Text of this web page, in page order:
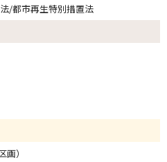
/都市再生特別措置法
）